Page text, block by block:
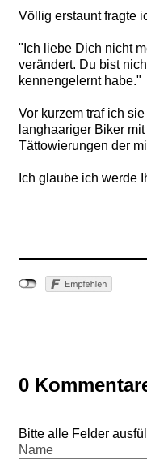
Völlig erstaunt fragte
"Ich liebe Dich nicht
verändert. Du bist
kennengelernt habe."
Vor kurzem traf ich
langhaariger Biker
Tättowierungen der
Ich glaube ich werde
0
Bitte alle Felder
Name